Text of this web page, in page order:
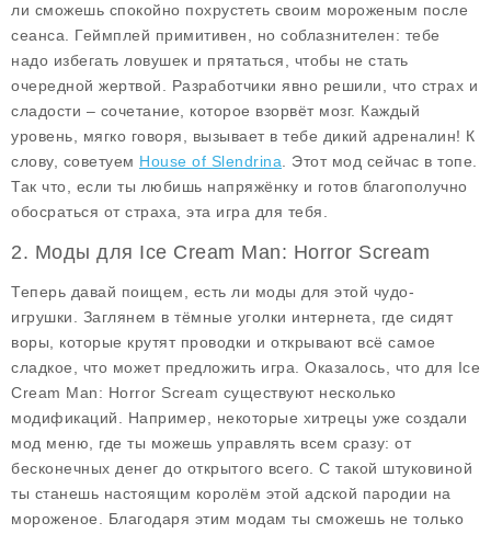
ли сможешь спокойно похрустеть своим мороженым после
сеанса. Геймплей примитивен, но соблазнителен: тебе
надо избегать ловушек и прятаться, чтобы не стать
очередной жертвой. Разработчики явно решили, что страх и
сладости – сочетание, которое взорвёт мозг. Каждый
уровень, мягко говоря, вызывает в тебе дикий адреналин! К
слову, советуем House of Slendrina . Этот мод сейчас в топе.
Так что, если ты любишь напряжёнку и готов благополучно
обосраться от страха, эта игра для тебя.
2. Моды для Ice Cream Man: Horror Scream
Теперь давай поищем, есть ли моды для этой чудо-
игрушки. Заглянем в тёмные уголки интернета, где сидят
воры, которые крутят проводки и открывают всё самое
сладкое, что может предложить игра. Оказалось, что для Ice
Cream Man: Horror Scream существуют несколько
модификаций. Например, некоторые хитрецы уже создали
мод меню, где ты можешь управлять всем сразу: от
бесконечных денег до открытого всего. С такой штуковиной
ты станешь настоящим королём этой адской пародии на
мороженое. Благодаря этим модам ты сможешь не только